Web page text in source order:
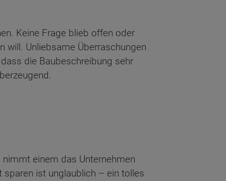
Keine Frage blieb offen oder
will. Unliebsame Überraschungen
die Baubeschreibung sehr
einem das Unternehmen
sparen ist unglaublich – ein tolles